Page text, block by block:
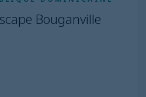
Bouganville